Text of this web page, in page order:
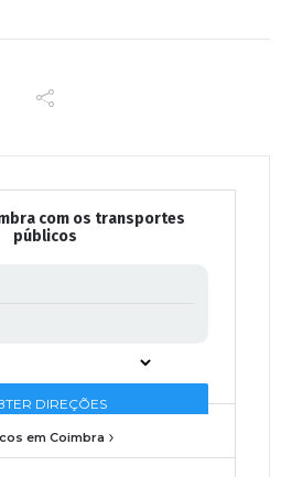
com os transportes
públicos
em Coimbra